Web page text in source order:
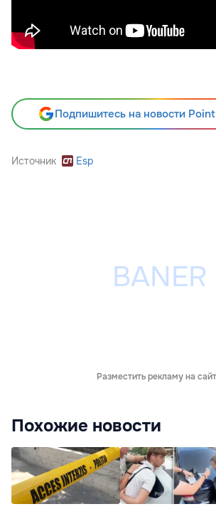
Подпишитесь на новости
Источник Esp
Разместить рекламу на
Похожие новости